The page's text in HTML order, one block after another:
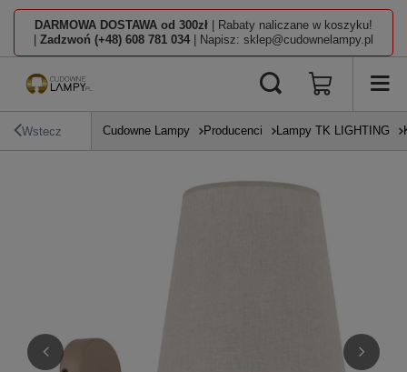
DARMOWA DOSTAWA od 300zł | Rabaty naliczane w koszyku!
Zadzwoń (+48) 608 781 034 | Napisz: sklep@cudownelampy.pl
Wstecz Cudowne Lampy Producenci Lampy TK LIGHTING